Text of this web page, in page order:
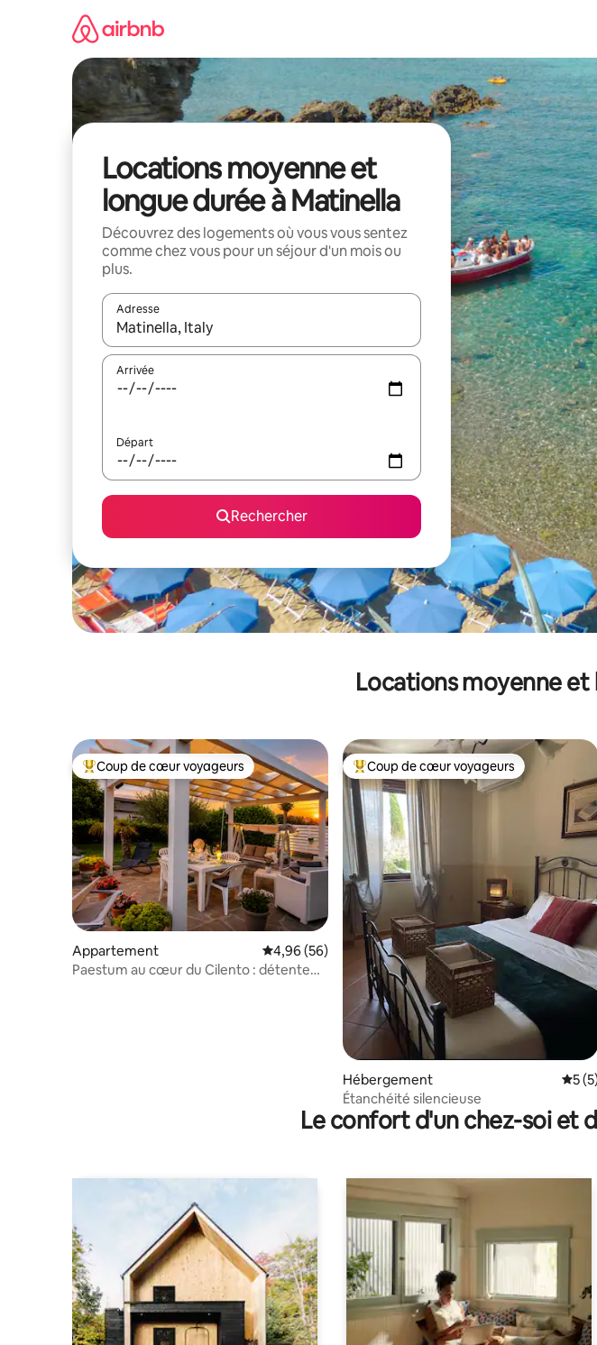
Locations moyenne et
longue durée à Matinella
Découvrez des logements où vous vous sentez
comme chez vous pour un séjour d'un mois ou
plus.
Adresse
Lorsque les résultats s'affichent, utilisez les flèches vers le haut et vers le bas
Arrivée
Départ
Rechercher
Locations moyenne
Coups de cœur voyageurs les plus appréciés
Coup de cœur voyageurs
Appartement Évaluation moyenne sur la base de 56 commentaires
4,96 (56)
Paestum au cœur du Cilento : détente
Coups de cœur voyageurs les plus
Coup de cœur voyageurs
Hébergement
5
Étanchéité silencieuse
Le confort d'un chez-soi et